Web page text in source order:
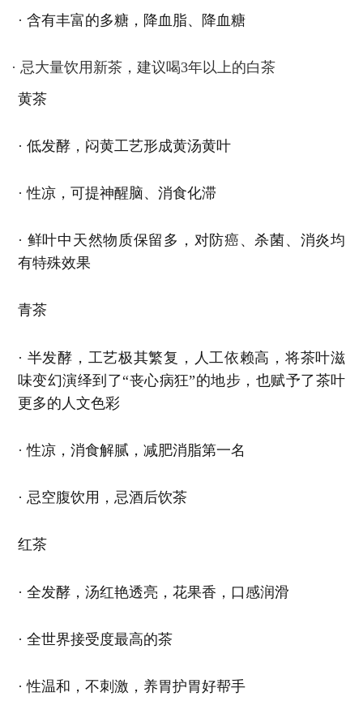
· 含有丰富的多糖，降血脂、降血糖
· 忌大量饮用新茶，建议喝3年以上的白茶
黄茶
· 低发酵，闷黄工艺形成黄汤黄叶
· 性凉，可提神醒脑、消食化滞
· 鲜叶中天然物质保留多，对防癌、杀菌、消炎均
有特殊效果
青茶
· 半发酵，工艺极其繁复，人工依赖高，将茶叶滋
味变幻演绎到了“丧心病狂”的地步，也赋予了茶叶
更多的人文色彩
· 性凉，消食解腻，减肥消脂第一名
· 忌空腹饮用，忌酒后饮茶
红茶
· 全发酵，汤红艳透亮，花果香，口感润滑
· 全世界接受度最高的茶
· 性温和，不刺激，养胃护胃好帮手